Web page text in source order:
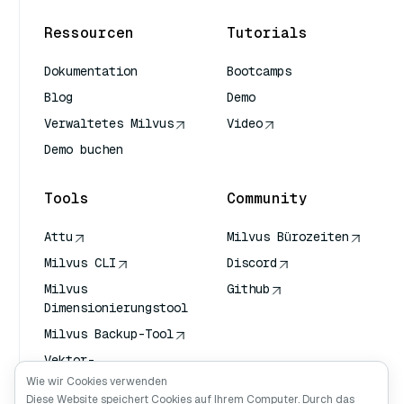
Ressourcen
Dokumentation
Blog
Verwaltetes Milvus
Demo buchen
Tutorials
Bootcamps
Demo
Video
Tools
Attu
Milvus CLI
Milvus
Dimensionierungstool
Milvus Backup-Tool
Vektor-
Transportdienst
(VTS)
Community
Milvus Bürozeiten
Discord
Github
Wie wir Cookies verwenden
Diese Website speichert Cookies auf Ihrem Computer. Durch das